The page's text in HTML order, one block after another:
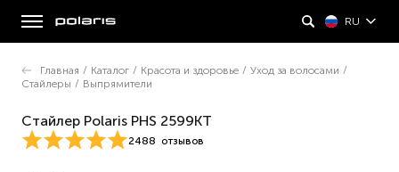
RU
Главная / Каталог / Красота и здоровье / Уход за волосами /
Стайлеры / Выпрямители
Стайлер Polaris PHS 2599KT
2488 отзывов